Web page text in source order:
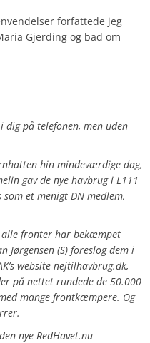
forfattede jeg
Gjerding og bad om
dig på telefonen, men uden
hin mindeværdige dag,
gav de nye havbrug i L111
et menigt DN medlem,
alle fronter har bekæmpet
Jørgensen (S) foreslog dem i
website nejtilhavbrug.dk,
på nettet rundede de 50.000
mange frontkæmpere. Og
nye RedHavet.nu